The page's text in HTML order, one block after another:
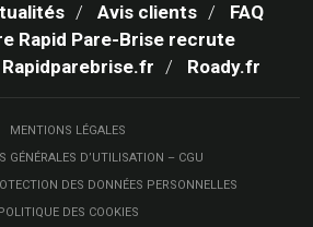
Avis clients
FAQ
Rapid Pare-Brise recrute
Rapidparebrise.fr Roady.fr
MENTIONS LÉGALES
GÉNÉRALES D’UTILISATION – CGU
DES DONNÉES PERSONNELLES
POLITIQUE DES COOKIES